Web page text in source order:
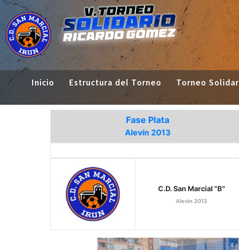
Inicio Estructura del Torneo Torneo
Fase Plata
Alevín 2013
C.D. San Marcial "B"
Alevín 2013